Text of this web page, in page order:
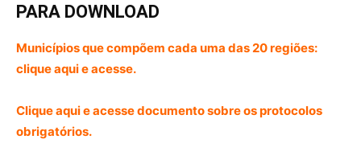
PARA DOWNLOAD
Municípios que compõem cada uma das 20 regiões:
clique aqui e acesse.
Clique aqui e acesse documento sobre os protocolos
obrigatórios.